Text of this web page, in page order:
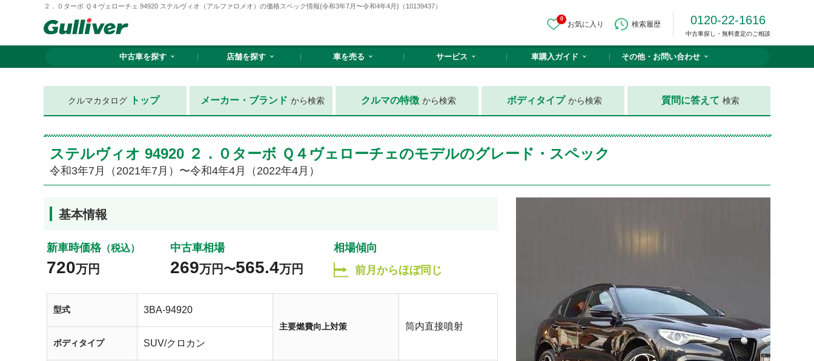
２．０ターボ Ｑ４ヴェローチェ 94920 ステルヴィオ（アルファロメオ）の価格スペック情報{令和3年7月〜令和4年4月}（10139437）
0
お気に入り 検索履歴 0120-22-1616
中古車探し・無料査定のご相談
中古車を探す 店舗を探す 車を売る サービス 車購入ガイド その他・ お問い合わせ
クルマカタログ トップ メーカー・ブランド から検索 クルマの特徴 から検索 ボディタイプ から検索 質問に答えて 検索
ステルヴィオ 94920 ２．０ターボ Ｑ４ヴェローチェのモデルのグレード・スペック
令和3年7月（2021年7月）〜令和4年4月（2022年4月）
基本情報
新車時価格（税込）
720万円
中古車相場
269万円〜565.4万円
相場傾向
前月からほぼ同じ
型式 3BA-94920
主要燃費向上対策 筒内直接噴射
ボディタイプ SUV/クロカン